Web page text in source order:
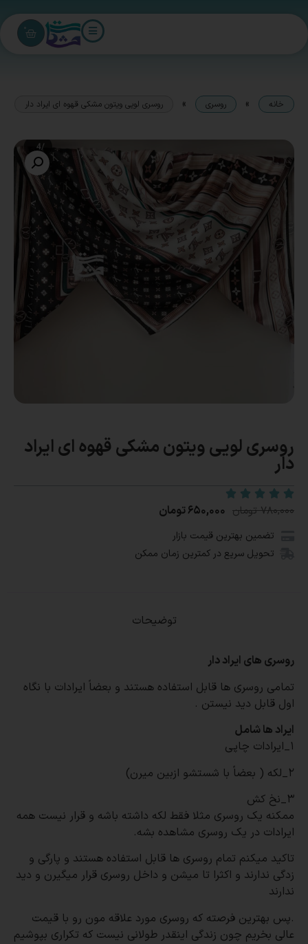
0
خانه » روسری » روسری لویی ویتون مشکی قهوه ای ایراد دار
روسری لویی ویتون مشکی قهوه ای ایراد
دار
۷۸۰,۰۰۰ تومان ۶۵۰,۰۰۰تومان
تضمین بهترین قیمت بازار
تحویل سریع در کمترین زمان ممکن
توضیحات
روسری های ایراد دار
تمامی روسری ها قابل استفاده هستند و بعضاً ایرادات با نگاه
اول قابل دید نیستن .
ایراد ها شامل
۱_ایرادات چاپی
۲_لکه ( بعضاً با شستشو ازبین میرن)
۳_نخ کش
ممکنه یک روسری مثلا فقط لکه داشته باشه و قرار نیست همه
ایرادات در یک روسری مشاهده بشه.
تاکید میکنم تمام روسری ها قابل استفاده هستند و پارگی و
زدگی ندارند و اکثرا تا میشن و داخل روسری قرار میگیرن و دید
ندارند
.پس بهترین فرصته که روسری مورد علاقه مون رو با قیمت
عالی بخریم چون زندگی اینقدر طولانی نیست که تکراری بپوشیم